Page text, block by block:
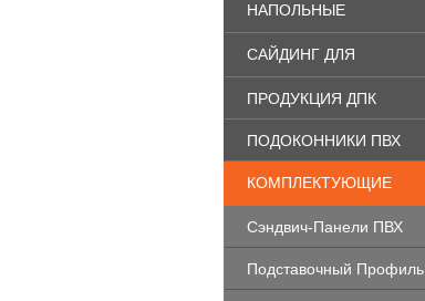
НАПОЛЬНЫЕ
ПОКРЫТИЯ
САЙДИНГ ДЛЯ
ФАСАДА
ПРОДУКЦИЯ ДПК
ПОДОКОННИКИ ПВХ
КОМПЛЕКТУЮЩИЕ
ДЛЯ ОКОН ПВХ
Сэндвич-Панели ПВХ
Подставочный Профиль